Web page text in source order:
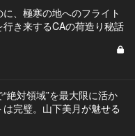
、極寒の地へのフライト
き来するCAの荷造り秘話
絶対領域”を最大限に活か
完璧。山下美月が魅せる